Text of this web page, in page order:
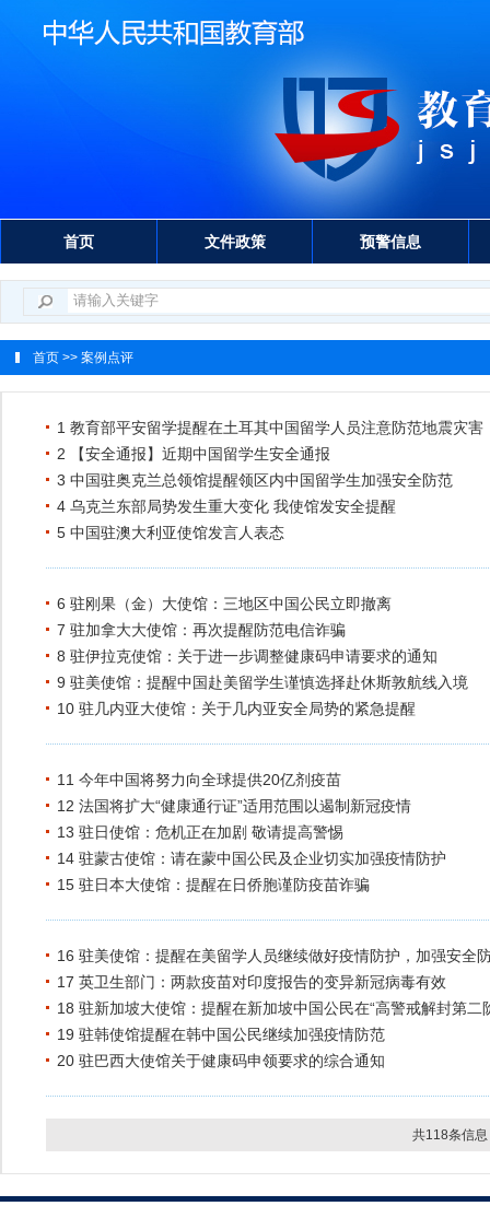
首页 文件政策 预警信息
首页 >> 案例点评
1 教育部平安留学提醒在土耳其中国留学人员注意防范地震灾害
2 【安全通报】近期中国留学生安全通报
3 中国驻奥克兰总领馆提醒领区内中国留学生加强安全防范
4 乌克兰东部局势发生重大变化 我使馆发安全提醒
5 中国驻澳大利亚使馆发言人表态
6 驻刚果（金）大使馆：三地区中国公民立即撤离
7 驻加拿大大使馆：再次提醒防范电信诈骗
8 驻伊拉克使馆：关于进一步调整健康码申请要求的通知
9 驻美使馆：提醒中国赴美留学生谨慎选择赴休斯敦航线入境
10 驻几内亚大使馆：关于几内亚安全局势的紧急提醒
11 今年中国将努力向全球提供20亿剂疫苗
12 法国将扩大“健康通行证”适用范围以遏制新冠疫情
13 驻日使馆：危机正在加剧 敬请提高警惕
14 驻蒙古使馆：请在蒙中国公民及企业切实加强疫情防护
15 驻日本大使馆：提醒在日侨胞谨防疫苗诈骗
16 驻美使馆：提醒在美留学人员继续做好疫情防护，加强安全
17 英卫生部门：两款疫苗对印度报告的变异新冠病毒有效
18 驻新加坡大使馆：提醒在新加坡中国公民在“高警戒解封第二
19 驻韩使馆提醒在韩中国公民继续加强疫情防范
20 驻巴西大使馆关于健康码申领要求的综合通知
共118条信